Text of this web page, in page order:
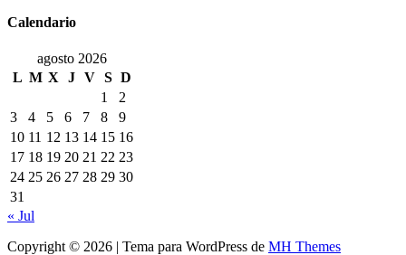
Calendario
agosto 2026
L M X J V S D
1
2
3
4 5 6 7 8
9
10 11 12 13 14 15 16
17 18 19 20 21 22 23
24 25 26 27 28 29 30
31
« Jul
Copyright © 2026 | Tema para WordPress de MH Themes